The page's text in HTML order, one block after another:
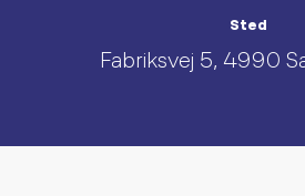
Sted
Fabriksvej 5, 4990